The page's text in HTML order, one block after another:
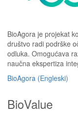
BioAgora je projekat
društvo radi podrške
odluka. Omogućava
naučna ekspertiza
BioAgora (Engleski)
BioValue